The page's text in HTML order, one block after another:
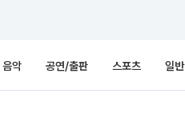
음악 공연/출판 스포츠 일반